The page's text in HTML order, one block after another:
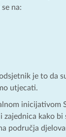
na:
je to da
utjecati.
inicijativom
kako bi
područja